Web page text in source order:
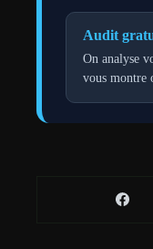
Audit
On analyse
vous montre